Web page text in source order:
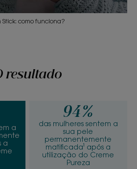
como funciona?
resultado
a
a
94%
das mulheres sentem a
sua pele
permanentemente
matificada¹ após a
utilização do Creme
Pureza